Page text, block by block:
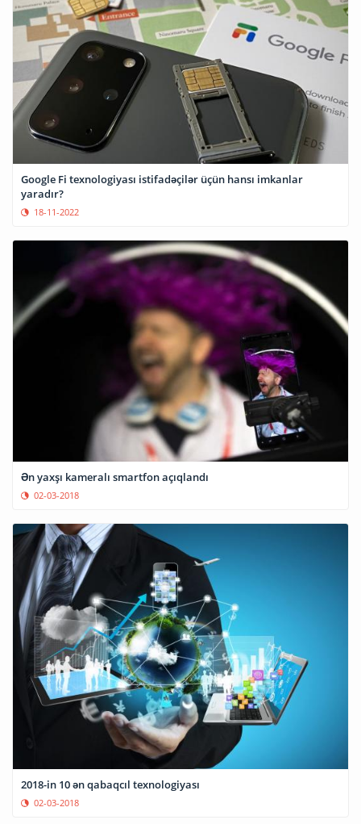
Google Fi texnologiyası istifadəçilər üçün hansı imkanlar
yaradır?
18-11-2022
Ən yaxşı kameralı smartfon açıqlandı
02-03-2018
2018-in 10 ən qabaqcıl texnologiyası
02-03-2018